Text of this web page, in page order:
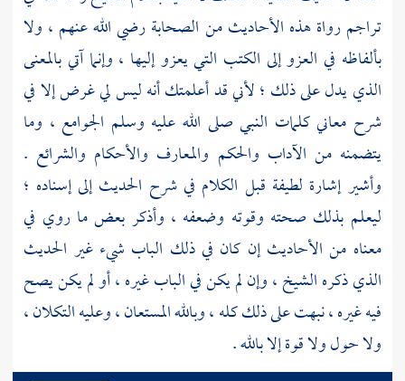
تراجم رواة هذه الأحاديث من الصحابة رضي الله عنهم ، ولا
بألفاظه في العزو إلى الكتب التي يعزو إليها ، وإنما آتي بالمعنى
الذي يدل على ذلك ؛ لأني قد أعلمتك أنه ليس لي غرض إلا في
شرح معاني كلمات النبي صلى الله عليه وسلم الجوامع ، وما
يتضمنه من الآداب والحكم والمعارف والأحكام والشرائع .
وأشير إشارة لطيفة قبل الكلام في شرح الحديث إلى إسناده ؛
ليعلم بذلك صحته وقوته وضعفه ، وأذكر بعض ما روي في
معناه من الأحاديث إن كان في ذلك الباب شيء غير الحديث
الذي ذكره الشيخ ، وإن لم يكن في الباب غيره ، أو لم يكن يصح
فيه غيره ، نبهت على ذلك كله ، وبالله المستعان ، وعليه التكلان ،
ولا حول ولا قوة إلا بالله .